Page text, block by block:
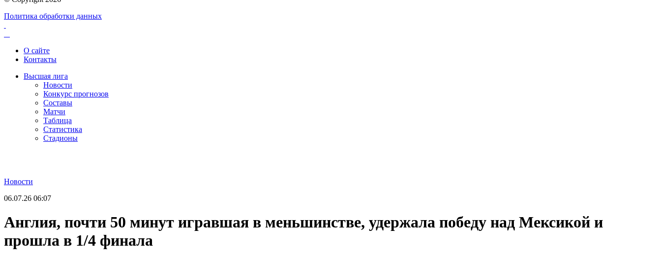
Политика обработки данных
О сайте
Контакты
Высшая лига
Новости
Конкурс прогнозов
Составы
Матчи
Таблица
Статистика
Стадионы
Новости
06.07.26 06:07
Англия, почти 50 минут игравшая в меньшинстве, удержала победу над Мексикой и
прошла в 1/4 финала